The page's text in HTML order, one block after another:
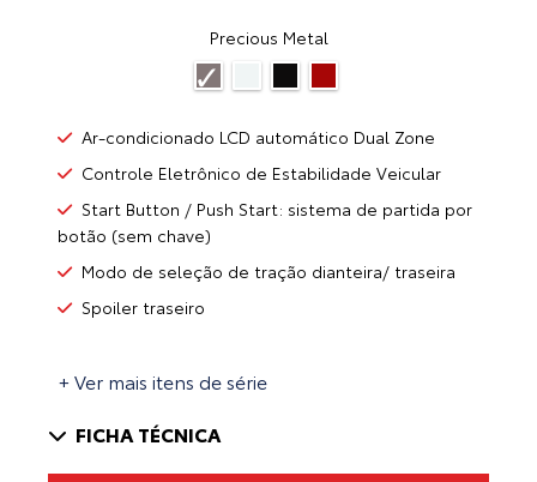
Precious Metal
Ar-condicionado LCD automático Dual Zone
Controle Eletrônico de Estabilidade Veicular
Start Button / Push Start: sistema de partida por
botão (sem chave)
Modo de seleção de tração dianteira/ traseira
Spoiler traseiro
+ Ver mais itens de série
FICHA TÉCNICA